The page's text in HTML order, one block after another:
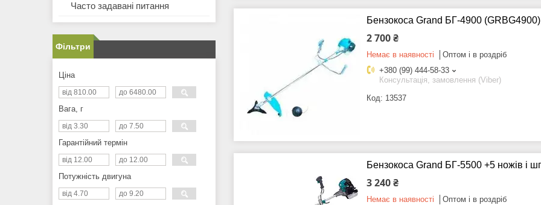
Бензокоса Grand БГ-4900 (GRBG4900)
2 700 ₴
Немає в наявності
Оптом і в роздріб
+380 (99) 444-58-33
Консультація, замовлення (Viber)
13537
Бензокоса Grand БГ-5500 +5 ножів і
3 240 ₴
Немає в наявності
Оптом і в роздріб
Часто задавані питання
Фільтри
Ціна
Вага, г
Гарантійний термін
Потужність двигуна